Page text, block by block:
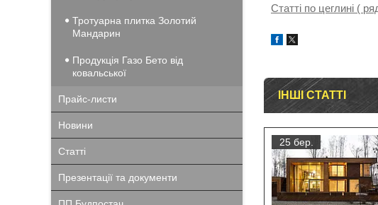
Статті по цеглині (
ІНШІ СТАТТІ
25 бер.
Тротуарна плитка Золотий
Мандарин
Продукція Газо Бето від
ковальської
Прайс-листи
Новини
Статті
Презентації та документи